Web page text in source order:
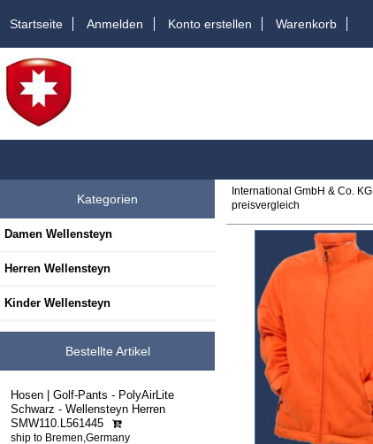
Startseite Anmelden Konto erstellen Warenkorb
Kategorien
Damen Wellensteyn
Herren Wellensteyn
Kinder Wellensteyn
Bestellte Artikel
Hosen | Golf-Pants - PolyAirLite
Schwarz - Wellensteyn Herren
SMW110.L561445
ship to Bremen,Germany
International GmbH & Co.
preisvergleich